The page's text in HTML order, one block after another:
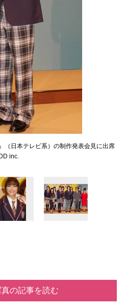
（日本テレビ系）の制作発表会見に出席
inc.
真の記事を読む